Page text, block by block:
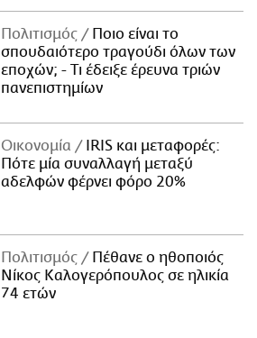
Πολιτισμός
Ποιο είναι το
σπουδαιότερο τραγούδι όλων των
εποχών; - Τι έδειξε έρευνα τριών
πανεπιστημίων
Οικονομία
IRIS και μεταφορές:
Πότε μία συναλλαγή μεταξύ
αδελφών φέρνει φόρο 20%
Πολιτισμός
Πέθανε ο ηθοποιός
Νίκος Καλογερόπουλος σε ηλικία
74 ετών